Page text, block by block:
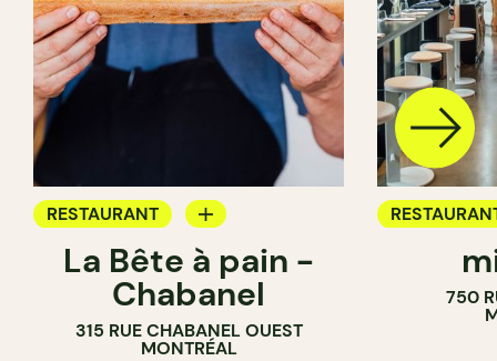
RESTAURANT
CAFÉ
PÂTISSERIE
BOULANGERIE
La Bête à pain -
Chabanel
315 RUE CHABANEL OUEST
MONTRÉAL
750